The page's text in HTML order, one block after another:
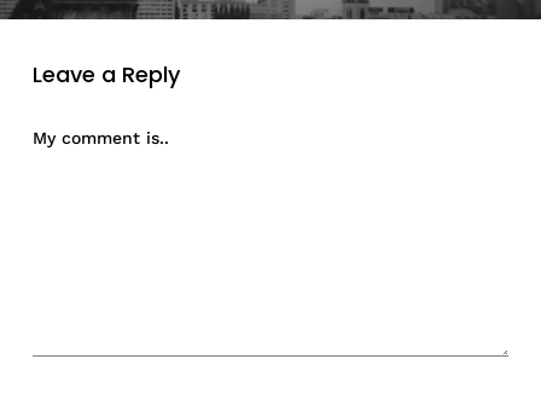
Leave a Reply
My comment is..